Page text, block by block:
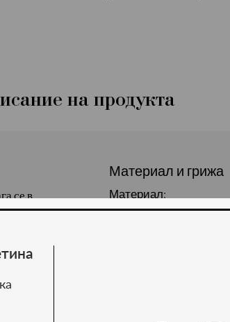
на продукта
се в
Материал и грижа
Материал: